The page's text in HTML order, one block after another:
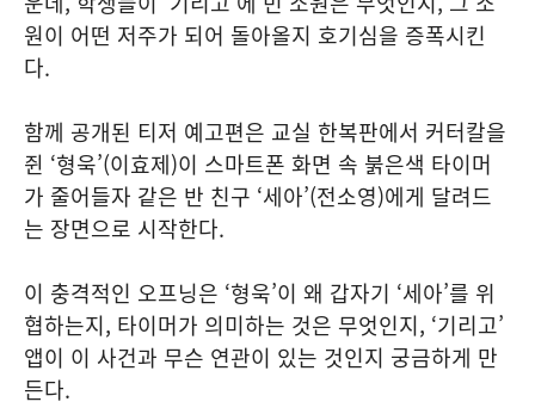
원이 어떤 저주가 되어 돌아올지 호기심을 증폭시킨
다.
함께 공개된 티저 예고편은 교실 한복판에서 커터칼을
쥔 ‘형욱’(이효제)이 스마트폰 화면 속 붉은색 타이머
가 줄어들자 같은 반 친구 ‘세아’(전소영)에게 달려드
는 장면으로 시작한다.
이 충격적인 오프닝은 ‘형욱’이 왜 갑자기 ‘세아’를 위
협하는지, 타이머가 의미하는 것은 무엇인지, ‘기리고’
앱이 이 사건과 무슨 연관이 있는 것인지 궁금하게 만
든다.